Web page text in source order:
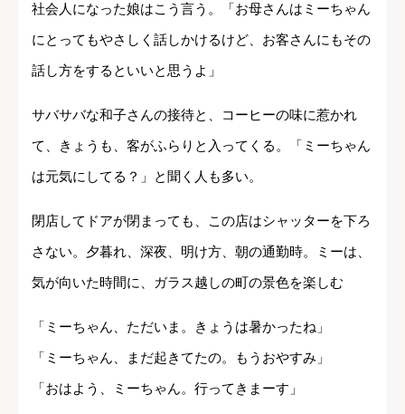
社会人になった娘はこう言う。「お母さんはミーちゃん
にとってもやさしく話しかけるけど、お客さんにもその
話し方をするといいと思うよ」
サバサバな和子さんの接待と、コーヒーの味に惹かれ
て、きょうも、客がふらりと入ってくる。「ミーちゃん
は元気にしてる？」と聞く人も多い。
閉店してドアが閉まっても、この店はシャッターを下ろ
さない。夕暮れ、深夜、明け方、朝の通勤時。ミーは、
気が向いた時間に、ガラス越しの町の景色を楽しむ
「ミーちゃん、ただいま。きょうは暑かったね」
「ミーちゃん、まだ起きてたの。もうおやすみ」
「おはよう、ミーちゃん。行ってきまーす」